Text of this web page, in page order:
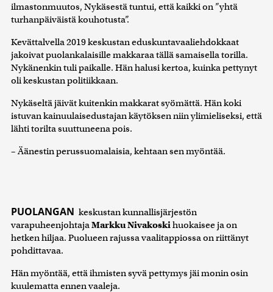
ilmastonmuutos, Nykäsestä tuntui, että kaikki on ”yhtä
turhanpäiväistä kouhotusta”.
Kevättalvella 2019 keskustan eduskuntavaaliehdokkaat
jakoivat puolankalaisille makkaraa tällä samaisella torilla.
Nykänenkin tuli paikalle. Hän halusi kertoa, kuinka pettynyt
oli keskustan politiikkaan.
Nykäseltä jäivät kuitenkin makkarat syömättä. Hän koki
istuvan kainuulaisedustajan käytöksen niin ylimieliseksi, että
lähti torilta suuttuneena pois.
– Äänestin perussuomalaisia, kehtaan sen myöntää.
PUOLANGAN keskustan kunnallisjärjestön
varapuheenjohtajaMarkku Nivakoskihuokaisee ja on
hetken hiljaa. Puolueen rajussa vaalitappiossa on riittänyt
pohdittavaa.
Hän myöntää, että ihmisten syvä pettymys jäi monin osin
kuulematta ennen vaaleja.